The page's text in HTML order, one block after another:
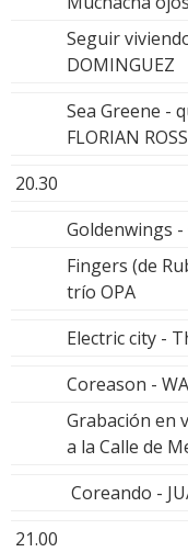
Seguir
DOMINGUEZ
Sea Greene -
FLORIAN ROSS
20.30
Goldenwings -
Fingers (de
trío OPA
Electric city -
Coreason -
Grabación en
a la Calle de
Coreando -
21.00